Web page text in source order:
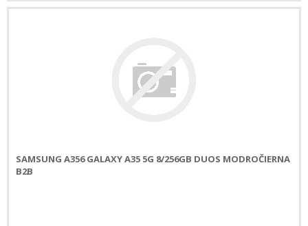
SAMSUNG A356 GALAXY A35 5G 8/256GB DUOS MODROČIERNA
B2B